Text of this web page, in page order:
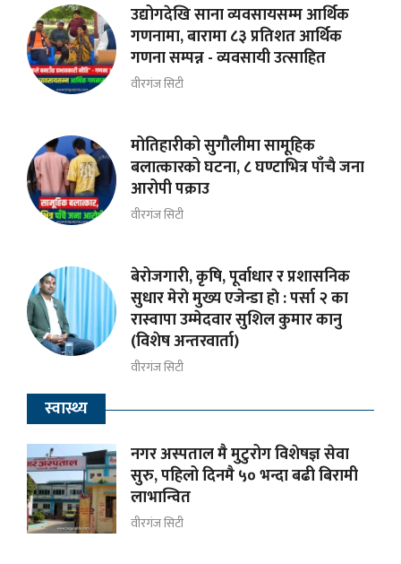
उद्योगदेखि साना व्यवसायसम्म आर्थिक
गणनामा, बारामा ८३ प्रतिशत आर्थिक
गणना सम्पन्न - व्यवसायी उत्साहित
वीरगंज सिटी
मोतिहारीको सुगौलीमा सामूहिक
बलात्कारको घटना, ८ घण्टाभित्र पाँचै जना
आरोपी पक्राउ
वीरगंज सिटी
बेरोजगारी, कृषि, पूर्वाधार र प्रशासनिक
सुधार मेराे मुख्य एजेन्डा हाे : पर्सा २ का
रास्वापा उम्मेदवार सुशिल कुमार कानु
(विशेष अन्तरवार्ता)
वीरगंज सिटी
स्वास्थ्य
नगर अस्पताल मै मुटुरोग विशेषज्ञ सेवा
सुरु, पहिलो दिनमै ५० भन्दा बढी बिरामी
लाभान्वित
वीरगंज सिटी